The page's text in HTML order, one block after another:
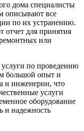
дома специалисты
описывают все
по их устранению.
отчет для принятия
или
по проведению
большой опыт и
и инженерии, что
услуги
оборудование
и надежность